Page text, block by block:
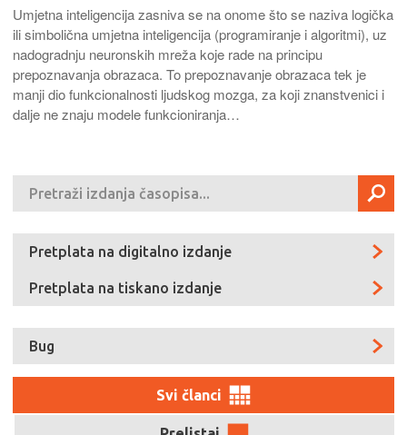
Umjetna inteligencija zasniva se na onome što se naziva logička
ili simbolična umjetna inteligencija (programiranje i algoritmi), uz
nadogradnju neuronskih mreža koje rade na principu
prepoznavanja obrazaca. To prepoznavanje obrazaca tek je
manji dio funkcionalnosti ljudskog mozga, za koji znanstvenici i
dalje ne znaju modele funkcioniranja…
Pretplata na digitalno izdanje
Pretplata na tiskano izdanje
Bug
Svi članci